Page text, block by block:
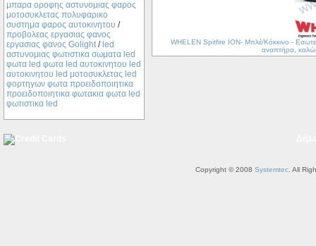
μπαρα οροφης αστυνομιας φαρος
μοτοσυκλετας πολυφαρικο
συστημα φαρος αυτοκινητου /
προβολεας εργασιας φανος
εργασιας φανος Golight/ led
αστυνομιας φωτιστικα σωματα led
φωτα led φωτα led αυτοκινητου led
αυτοκινητου led μοτοσυκλετας led
φορτηγων φωτα προειδοποιητικα
προειδοποιητικα φωτακια φωτα led
φωτιστικα led
WHELEN Spitfire ΙΟΝ- Μπλέ/Kόκκινο -
αναπτήρα,
Copyright © 2008 Systemtec . All